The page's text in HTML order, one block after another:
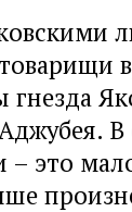
гнезда
В
– это